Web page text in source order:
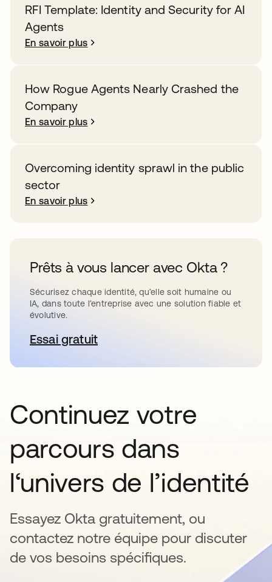
RFI Template: Identity and Security for AI
Agents
En savoir plus
How Rogue Agents Nearly Crashed the
Company
En savoir plus
Overcoming identity sprawl in the public
sector
En savoir plus
Prêts à vous lancer avec Okta ?
Sécurisez chaque identité, qu’elle soit humaine ou
IA, dans toute l’entreprise avec une solution fiable et
évolutive.
Essai gratuits’ouvre dans un nouvel onglet
Continuez votre
parcours dans
l‘univers de l’identité
Essayez Okta gratuitement, ou
contactez notre équipe pour discuter
de vos besoins spécifiques.